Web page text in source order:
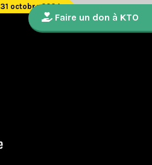
octobre 2024
Faire un don à KTO